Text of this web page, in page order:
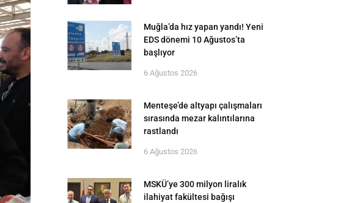
Muğla’da hız yapan yandı! Yeni
EDS dönemi 10 Ağustos’ta
başlıyor
6 Ağustos 2026
Menteşe’de altyapı çalışmaları
sırasında mezar kalıntılarına
rastlandı
6 Ağustos 2026
MSKÜ’ye 300 milyon liralık
ilahiyat fakültesi bağışı